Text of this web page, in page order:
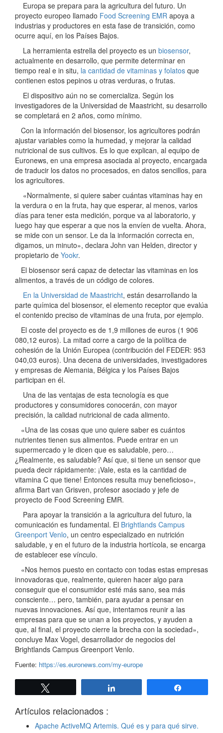
Europa se prepara para la agricultura del futuro. Un
proyecto europeo llamado Food Screening EMR apoya a
industrias y productores en esta fase de transición, como
ocurre aquí, en los Países Bajos.
La herramienta estrella del proyecto es un biosensor,
actualmente en desarrollo, que permite determinar en
tiempo real e in situ, la cantidad de vitaminas y folatos que
contienen estos pepinos u otras verduras, o frutas.
El dispositivo aún no se comercializa. Según los
investigadores de la Universidad de Maastricht, su desarrollo
se completará en 2 años, como mínimo.
Con la información del biosensor, los agricultores podrán
ajustar variables como la humedad, y mejorar la calidad
nutricional de sus cultivos. Es lo que explican, al equipo de
Euronews, en una empresa asociada al proyecto, encargada
de traducir los datos no procesados, en datos sencillos, para
los agricultores.
«Normalmente, si quiere saber cuántas vitaminas hay en
la verdura o en la fruta, hay que esperar, al menos, varios
días para tener esta medición, porque va al laboratorio, y
luego hay que esperar a que nos la envíen de vuelta. Ahora,
se mide con un sensor. Le da la información correcta en,
digamos, un minuto», declara John van Helden, director y
propietario de Yookr.
El biosensor será capaz de detectar las vitaminas en los
alimentos, a través de un código de colores.
En la Universidad de Maastricht, están desarrollando la
parte química del biosensor, el elemento receptor que evalúa
el contenido preciso de vitaminas de una fruta, por ejemplo.
El coste del proyecto es de 1,9 millones de euros (1 906
080,12 euros). La mitad corre a cargo de la política de
cohesión de la Unión Europea (contribución del FEDER: 953
040,03 euros). Una decena de universidades, investigadores
y empresas de Alemania, Bélgica y los Países Bajos
participan en él.
Una de las ventajas de esta tecnología es que
productores y consumidores conocerán, con mayor
precisión, la calidad nutricional de cada alimento.
«Una de las cosas que uno quiere saber es cuántos
nutrientes tienen sus alimentos. Puede entrar en un
supermercado y le dicen que es saludable, pero…
¿Realmente, es saludable? Así que, si tiene un sensor que
pueda decir rápidamente: ¡Vale, esta es la cantidad de
vitamina C que tiene! Entonces resulta muy beneficioso»,
afirma Bart van Grisven, profesor asociado y jefe de
proyecto de Food Screening EMR.
Para apoyar la transición a la agricultura del futuro, la
comunicación es fundamental. El Brightlands Campus
Greenport Venlo, un centro especializado en nutrición
saludable, y en el futuro de la industria hortícola, se encarga
de establecer ese vínculo.
«Nos hemos puesto en contacto con todas estas empresas
innovadoras que, realmente, quieren hacer algo para
conseguir que el consumidor esté más sano, sea más
consciente… pero, también, para ayudar a pensar en
nuevas innovaciones. Así que, intentamos reunir a las
empresas para que se unan a los proyectos, y ayuden a
que, al final, el proyecto cierre la brecha con la sociedad»,
concluye Max Vogel, desarrollador de negocios del
Brightlands Campus Greenport Venlo.
Fuente: https://es.euronews.com/my-europe
Artículos relacionados :
Apache ActiveMQ Artemis. Qué es y para qué sirve.